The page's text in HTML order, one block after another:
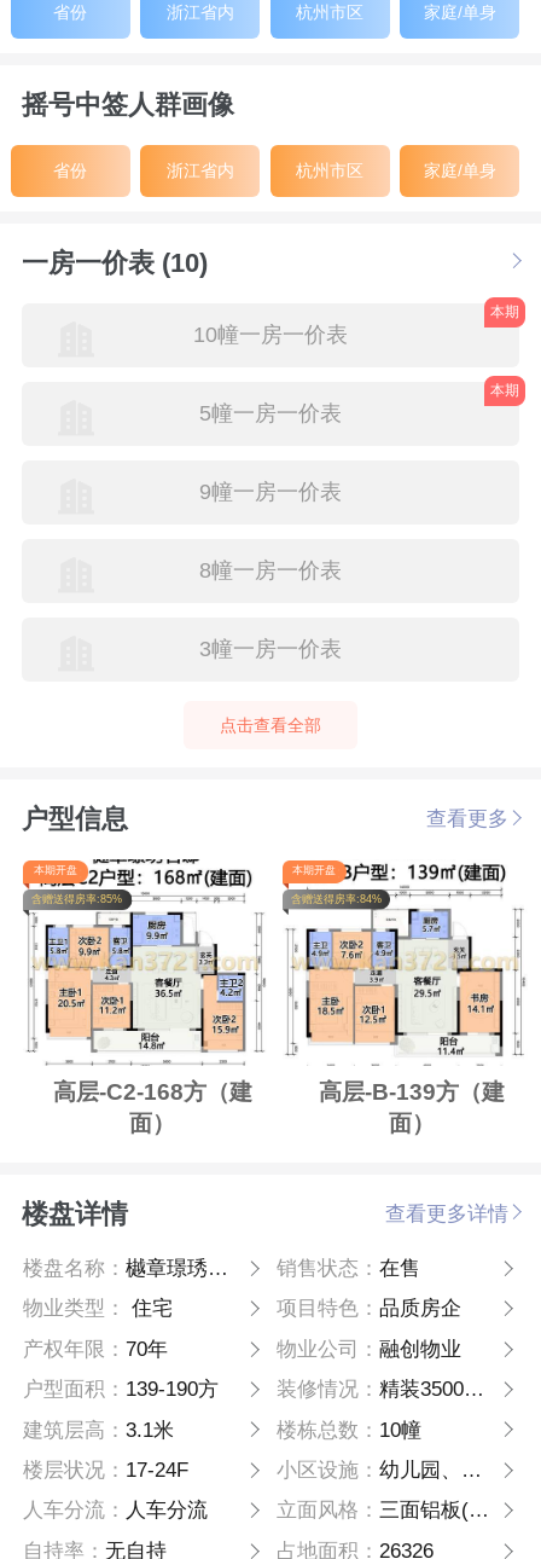
省份 浙江省内 杭州市区 家庭/单身
摇号中签人群画像
省份 浙江省内 杭州市区 家庭/单身
一房一价表 (10)
10幢一房一价表
本期
5幢一房一价表
本期
9幢一房一价表
8幢一房一价表
3幢一房一价表
点击查看全部
户型信息 查看更多
本期开盘
含赠送得房率:85%
高层-C2-168方（建
面）
本期开盘
含赠送得房率:84%
高层-B-139方（建
面）
楼盘详情 查看更多详情
楼盘名称：樾章璟琇名邸 销售状态： 在售
物业类型：
住宅 项目特色： 品质房企
产权年限：70年 物业公司： 融创物业
户型面积： 139-190方 装修情况： 精装3500元/方
建筑层高：3.1米 楼栋总数： 10幢
楼层状况： 17-24F 小区设施： 幼儿园、景观水系、集中绿地、室外健身 设施场地
人车分流： 人车分流 立面风格： 三面铝板(南面+东西面), 北面材质为涂料+铝板+金属线条
自持率：无自持 占地面积： 26326